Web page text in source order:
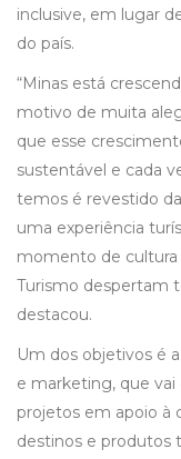
inclusive, em lugar
do país.
“Minas está
motivo de muita
que esse
sustentável e cada
temos é revestido
uma experiência
momento de cultura
Turismo despertam
destacou.
Um dos objetivos é
e marketing, que vai
projetos em apoio à
destinos e produtos